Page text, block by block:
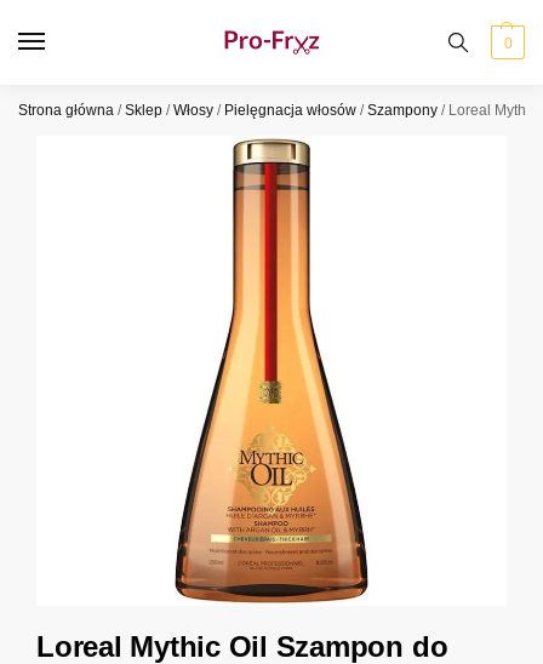
0
Strona główna /Sklep /Włosy / Pielęgnacja włosów /Szampony / Loreal Mythic
Loreal Mythic Oil Szampon do